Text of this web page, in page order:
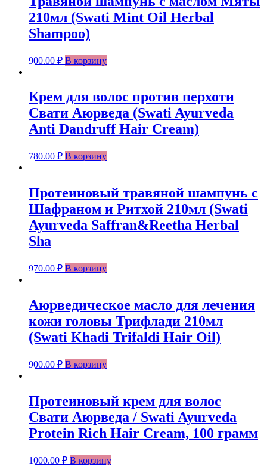
210мл (Swati Mint Oil Herbal
Shampoo)
900.00 ₽ В корзину
Крем для волос против перхоти
Свати Аюрведа (Swati Ayurveda
Anti Dandruff Hair Cream)
780.00 ₽ В корзину
Протеиновый травяной шампунь с
Шафраном и Ритхой 210мл (Swati
Ayurveda Saffran&Reetha Herbal
Sha
970.00 ₽ В корзину
Аюрведическое масло для лечения
кожи головы Трифлади 210мл
(Swati Khadi Trifaldi Hair Oil)
900.00 ₽ В корзину
Протеиновый крем для волос
Свати Аюрведа / Swati Ayurveda
Protein Rich Hair Cream, 100 грамм
1000.00 ₽ В корзину